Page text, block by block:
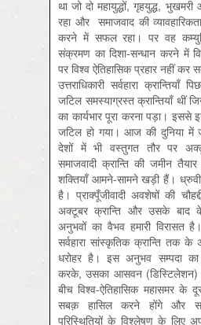
था जो दो महायुद्धों, गृहयुद्ध,
रहा और समाजवाद की
करने में सफल रहा। पर वह
संक्रमण का दिशा-सन्धान करने में
पर विश्व ऐतिहासिक प्रहार नहीं कर
उत्तराधिकारी सर्वहारा क्रान्तियाँ
जटिल समस्याग्रस्त क्रान्तियाँ थीं
का कार्यभार पूरा करना पड़ा। इससे
जटिल हो गया। आज की दुनिया में
देशों में भी वस्तुगत तौर पर
समाजवादी क्रान्ति की जमीन
शक्तियाँ आमने-सामने खड़ी हैं।
है। प्राक्पूँजीवादी अवशेषों की
अक्टूबर क्रान्ति और उसके बाद के
अनुभवों का वैभव हमारी विरासत
सर्वहारा सांस्कृतिक क्रान्ति तक के
धरोहर है। इस अनुभव सम्पदा
करके, उसका आसवन
बीच विश्व-ऐतिहासिक महासमर
सबक़ हासिल करने होंगे और
परिस्थितियों के विश्लेषण के लिए